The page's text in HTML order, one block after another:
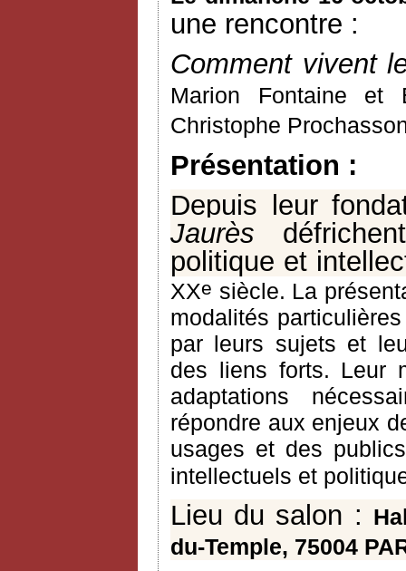
une rencontre :
Comment vivent
Marion Fontaine et
Christophe
Présentation :
Depuis leur
Jaurès
politique et
XXe siècle. La
modalités
par leurs sujets et
des liens forts. Leur
adaptations
répondre aux enjeux
usages et des
intellectuels et
Lieu du salon :
du-Temple, 75004